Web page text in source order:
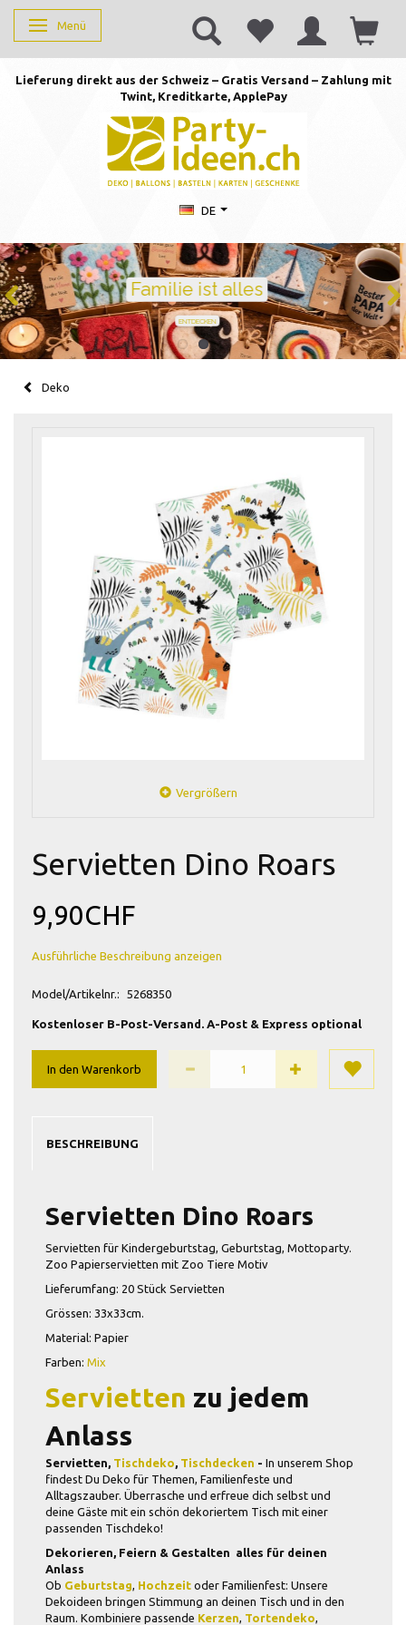
Anzeige ändern
Menü
Lieferung direkt aus der Schweiz – Gratis Versand – Zahlung mit
Twint, Kreditkarte, ApplePay
DE
Geburtstag feiern mit Stil
Ballons · Tischdeko · Karten · Zahlen
GEBURTSTAGSDEKO ENTDECKEN
Deko
Vergrößern
Servietten Dino Roars
9,90CHF
Ausführliche Beschreibung anzeigen
Model/Artikelnr.: 5268350
Kostenloser B-Post-Versand. A-Post & Express optional
In den Warenkorb
BESCHREIBUNG
Servietten Dino Roars
Servietten für Kindergeburtstag, Geburtstag, Mottoparty.
Zoo Papierservietten mit Zoo Tiere Motiv
Lieferumfang: 20 Stück Servietten
Grössen: 33x33cm.
Material: Papier
Farben: Mix
Servietten zu jedem
Anlass
Servietten, Tischdeko, Tischdecken - In unserem Shop
findest Du Deko für Themen, Familienfeste und
Alltagszauber. Überrasche und erfreue dich selbst und
deine Gäste mit ein schön dekoriertem Tisch mit einer
passenden Tischdeko!
Dekorieren, Feiern & Gestalten  alles für deinen
Anlass
Ob Geburtstag, Hochzeit oder Familienfest: Unsere
Dekoideen bringen Stimmung an deinen Tisch und in den
Raum. Kombiniere passende Kerzen, Tortendeko,